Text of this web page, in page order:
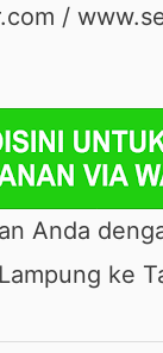
/
Anda
ke